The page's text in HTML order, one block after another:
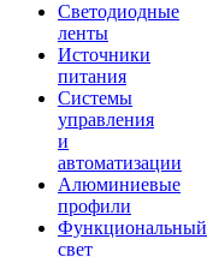
Светодиодные
ленты
Источники
питания
Системы
управления
и
автоматизации
Алюминиевые
профили
Функциональный
свет